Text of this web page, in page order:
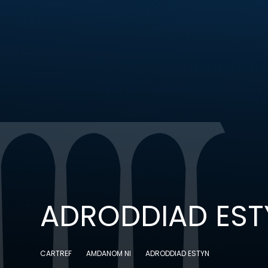
ADRODDIAD
CARTREF AMDANOM NI ADRODDIAD ESTYN